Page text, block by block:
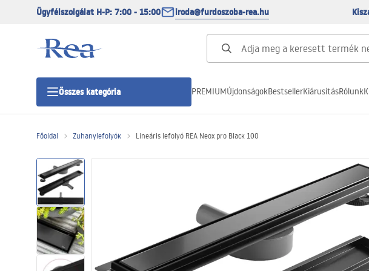
Ügyfélszolgálat H-P: 7:00 - 15:00 iroda@furdoszoba-rea.hu
Összes kategória
Zuhanyajtó
Zuhanytálcák
Zuhanylefolyók
PREMIUMÚjdonságokBestsellerKiárusításRólunk
Főoldal Zuhanylefolyók Lineáris lefolyó REA Neox pro Black 100